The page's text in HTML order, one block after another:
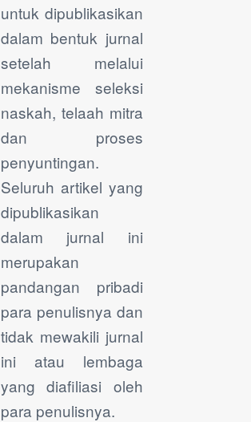
untuk dipublikasikan
dalam bentuk jurnal
setelah melalui
mekanisme seleksi
naskah, telaah mitra
dan proses
penyuntingan.
Seluruh artikel yang
dipublikasikan
dalam jurnal ini
merupakan
pandangan pribadi
para penulisnya dan
tidak mewakili jurnal
ini atau lembaga
yang diafiliasi oleh
para penulisnya.